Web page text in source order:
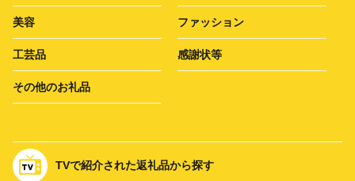
美容 ファッション
工芸品 感謝状等
その他のお礼品
TVで紹介された返礼品から探す